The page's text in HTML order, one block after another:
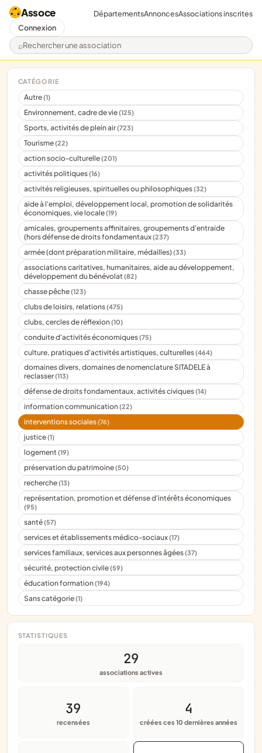
Assoce
Rechercher une association
DépartementsAnnoncesAssociations inscrites
Connexion
CATÉGORIE
Autre(1)
Environnement, cadre de vie(125)
Sports, activités de plein air(723)
Tourisme(22)
action socio-culturelle(201)
activités politiques(16)
activités religieuses, spirituelles ou philosophiques(32)
aide à l'emploi, développement local, promotion de solidarités
économiques, vie locale(19)
amicales, groupements affinitaires, groupements d'entraide
(hors défense de droits fondamentaux(237)
armée (dont préparation militaire, médailles)(33)
associations caritatives, humanitaires, aide au développement,
développement du bénévolat(82)
chasse pêche(123)
clubs de loisirs, relations(475)
clubs, cercles de réflexion(10)
conduite d'activités économiques(75)
culture, pratiques d'activités artistiques, culturelles(464)
domaines divers, domaines de nomenclature SITADELE à
reclasser(113)
défense de droits fondamentaux, activités civiques(14)
information communication(22)
interventions sociales(76)
justice(1)
logement(19)
préservation du patrimoine(50)
recherche(13)
représentation, promotion et défense d'intérêts économiques
(95)
santé(57)
services et établissements médico-sociaux(17)
services familiaux, services aux personnes âgées(37)
sécurité, protection civile(59)
éducation formation(194)
Sans catégorie(1)
STATISTIQUES
29
associations actives
39
recensées
4
créées ces 10 dernières années